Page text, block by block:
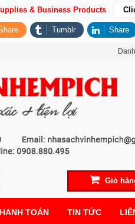
Giỏ
TOÁN TIN TỨC
& Business Products
Tumblr Share